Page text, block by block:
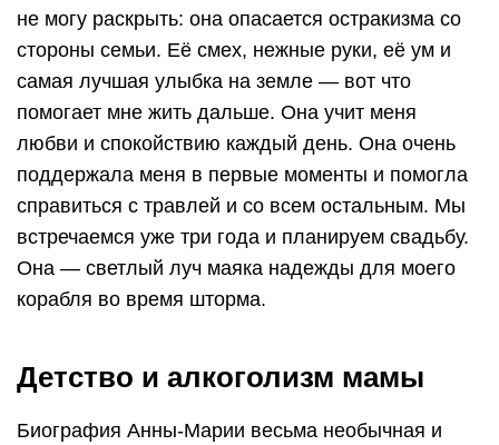
не могу раскрыть: она опасается остракизма со
стороны семьи. Её смех, нежные руки, её ум и
самая лучшая улыбка на земле — вот что
помогает мне жить дальше. Она учит меня
любви и спокойствию каждый день. Она очень
поддержала меня в первые моменты и помогла
справиться с травлей и со всем остальным. Мы
встречаемся уже три года и планируем свадьбу.
Она — светлый луч маяка надежды для моего
корабля во время шторма.
Детство и алкоголизм мамы
Биография Анны-Марии весьма необычная и